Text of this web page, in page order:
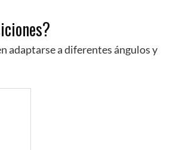
adaptarse a diferentes ángulos y